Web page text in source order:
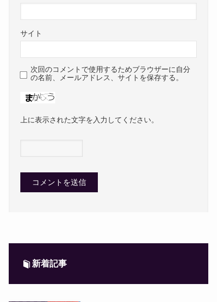
サイト
次回のコメントで使用するためブラウザーに自分
の名前、メールアドレス、サイトを保存する。
上に表示された文字を入力してください。
新着記事